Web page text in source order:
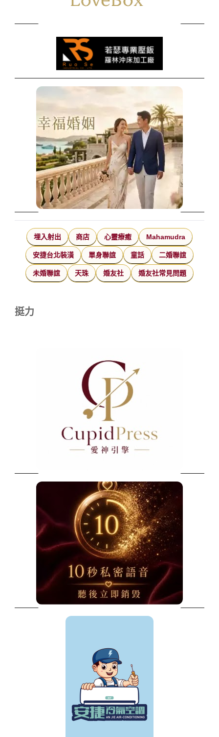
埋入射出 商店 心靈療癒 Mahamudra
安捷台北裝潢 單身聯誼 童話 二婚聯誼
未婚聯誼 天珠 婚友社 婚友社常見問題
挺力